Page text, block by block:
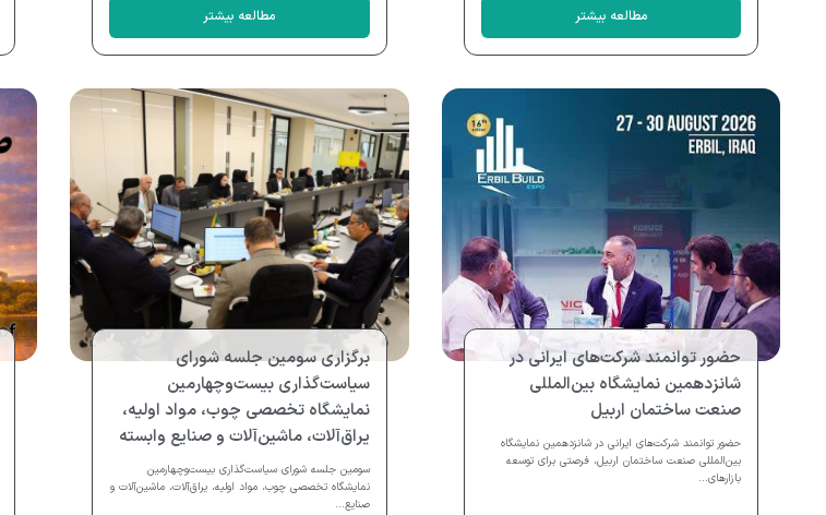
مطالعه بیشتر مطالعه بیشتر
حضور توانمند شرکت‌های ایرانی در
شانزدهمین نمایشگاه بین‌المللی
صنعت ساختمان اربیل
حضور توانمند شرکت‌های ایرانی در شانزدهمین نمایشگاه
بین‌المللی صنعت ساختمان اربیل، فرصتی برای توسعه
بازارهای...
برگزاری سومین جلسه شورای
سیاست‌گذاری بیست‌وچهارمین
نمایشگاه تخصصی چوب، مواد اولیه،
یراق‌آلات، ماشین‌آلات و صنایع وابسته
سومین جلسه شورای سیاست‌گذاری بیست‌وچهارمین
نمایشگاه تخصصی چوب، مواد اولیه، یراق‌آلات، ماشین‌آلات و
صنایع...